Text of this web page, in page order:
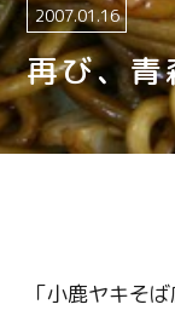
再び、
2007.01.16
「小鹿ヤキそ